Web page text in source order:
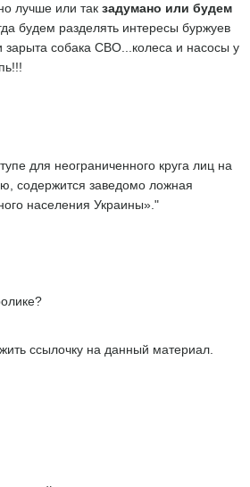
лучше или так задумано или будем
будем разделять интересы буржуев
зарыта собака СВО...колеса и насосы у
для неограниченного круга лиц на
содержится заведомо ложная
населения Украины»."
ссылочку на данный материал.